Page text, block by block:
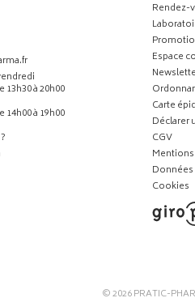
13h30 à 20h00
14h00 à 19h00
Rendez-
Espace
Carte
Déclarer
CGV
Cookies
© 2026PRATIC-